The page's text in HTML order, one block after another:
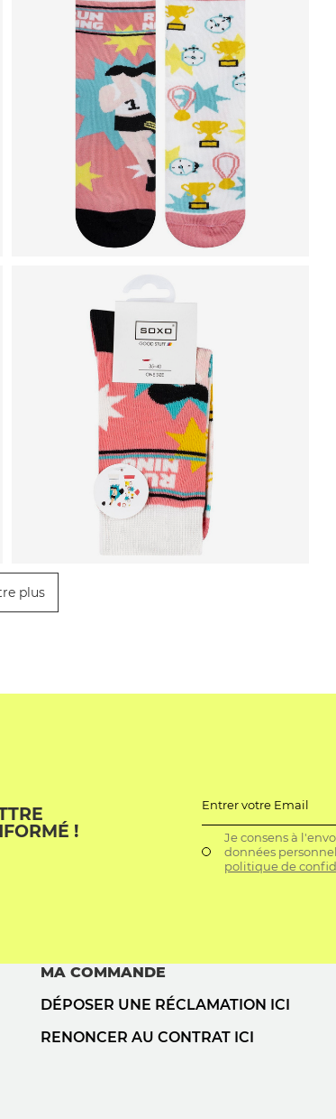
plus
!
Entrer votre Email
Je consens à
données
politique de
MA COMMANDE
DÉPOSER UNE RÉCLAMATION ICI
RENONCER AU CONTRAT ICI